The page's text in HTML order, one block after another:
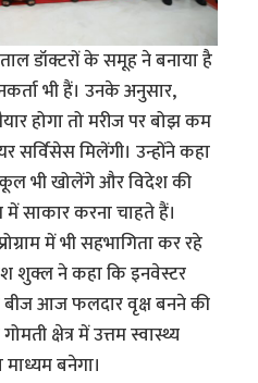
डॉक्टरों के समूह ने बनाया है
भी हैं। उनके अनुसार,
होगा तो मरीज पर बोझ कम
मिलेंगी। उन्होंने कहा
भी खोलेंगे और विदेश की
साकार करना चाहते हैं।
में भी सहभागिता कर रहे
शुक्ल ने कहा कि इनवेस्टर
बीज आज फलदार वृक्ष बनने की
क्षेत्र में उत्तम स्वास्थ्य
बनेगा।